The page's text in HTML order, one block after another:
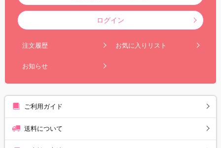
ログイン
注文履歴 お気に入りリスト
お知らせ
ご利用ガイド
送料について